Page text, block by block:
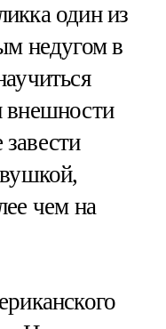
один из
недугом в
внешности
чем на